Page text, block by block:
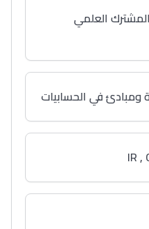
العلمي
ومبادئ في الحسابيات